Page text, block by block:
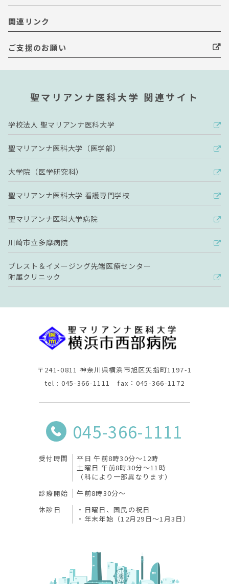
関連リンク
ご支援のお願い
聖マリアンナ医科大学 関連サイト
学校法人 聖マリアンナ医科大学
聖マリアンナ医科大学（医学部）
大学院（医学研究科）
聖マリアンナ医科大学 看護専門学校
聖マリアンナ医科大学病院
川崎市立多摩病院
ブレスト＆イメージング先端医療センター
附属クリニック
〒241-0811 神奈川県横浜市旭区矢指町1197-1
tel : 045-366-1111 fax：045-366-1172
045-366-1111
受付時間
平日 午前8時30分〜12時
土曜日 午前8時30分〜11時
（科により一部異なります）
診療開始
午前8時30分〜
休診日
日曜日、国民の祝日
年末年始（12月29日～1月3日）